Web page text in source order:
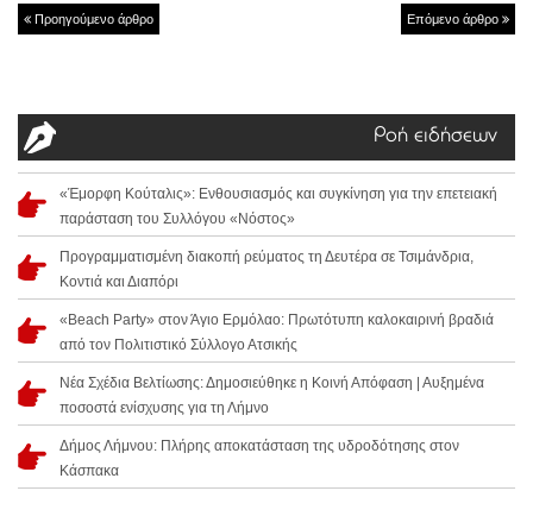
Προηγούμενο άρθρο Επόμενο άρθρο
Ροή ειδήσεων
«Έμορφη Κούταλις»: Ενθουσιασμός και συγκίνηση για την επετειακή
παράσταση του Συλλόγου «Νόστος»
Προγραμματισμένη διακοπή ρεύματος τη Δευτέρα σε Τσιμάνδρια,
Κοντιά και Διαπόρι
«Beach Party» στον Άγιο Ερμόλαο: Πρωτότυπη καλοκαιρινή βραδιά
από τον Πολιτιστικό Σύλλογο Ατσικής
Νέα Σχέδια Βελτίωσης: Δημοσιεύθηκε η Κοινή Απόφαση | Αυξημένα
ποσοστά ενίσχυσης για τη Λήμνο
Δήμος Λήμνου: Πλήρης αποκατάσταση της υδροδότησης στον
Κάσπακα